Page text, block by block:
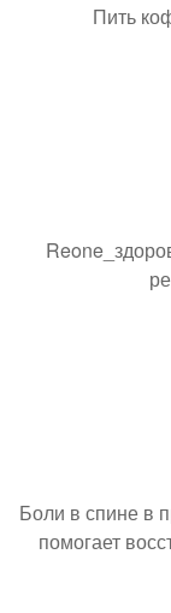
Пить
Боли в спине в
помогает